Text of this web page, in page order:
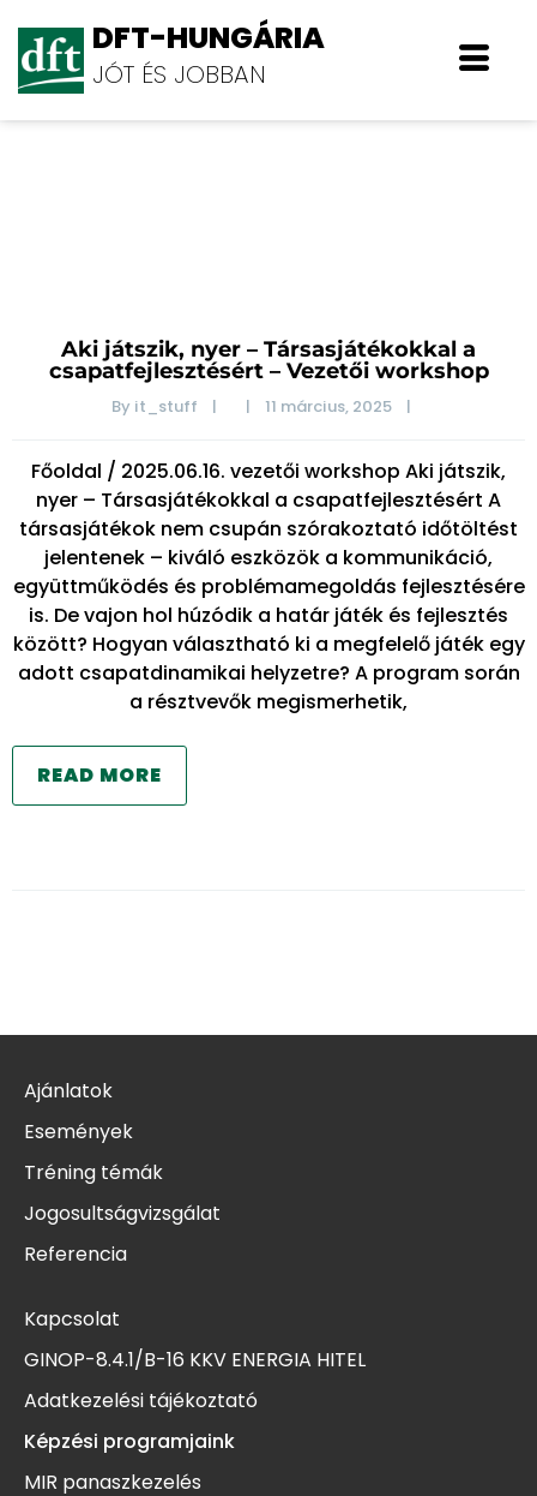
DFT-HUNGÁRIA
JÓT ÉS JOBBAN
Aki játszik, nyer – Társasjátékokkal a
csapatfejlesztésért – Vezetői workshop
By it_stuff | | 11 március, 2025 |
Főoldal / 2025.06.16. vezetői workshop Aki játszik,
nyer – Társasjátékokkal a csapatfejlesztésért A
társasjátékok nem csupán szórakoztató időtöltést
jelentenek – kiváló eszközök a kommunikáció,
együttműködés és problémamegoldás fejlesztésére
is. De vajon hol húzódik a határ játék és fejlesztés
között? Hogyan választható ki a megfelelő játék egy
adott csapatdinamikai helyzetre? A program során
a résztvevők megismerhetik,
READ MORE
Ajánlatok
Események
Tréning témák
Jogosultságvizsgálat
Referencia
Kapcsolat
GINOP-8.4.1/B-16 KKV ENERGIA HITEL
Adatkezelési tájékoztató
Képzési programjaink
MIR panaszkezelés